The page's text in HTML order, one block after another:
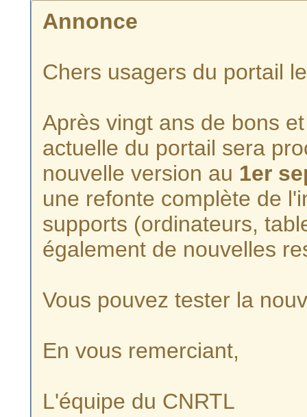
Annonce
Chers usagers du portail
Après vingt ans de bons
actuelle du portail sera
nouvelle version au 1er
une refonte complète de
supports (ordinateurs,
également de nouvelles
Vous pouvez tester la
En vous remerciant,
L'équipe du CNRTL